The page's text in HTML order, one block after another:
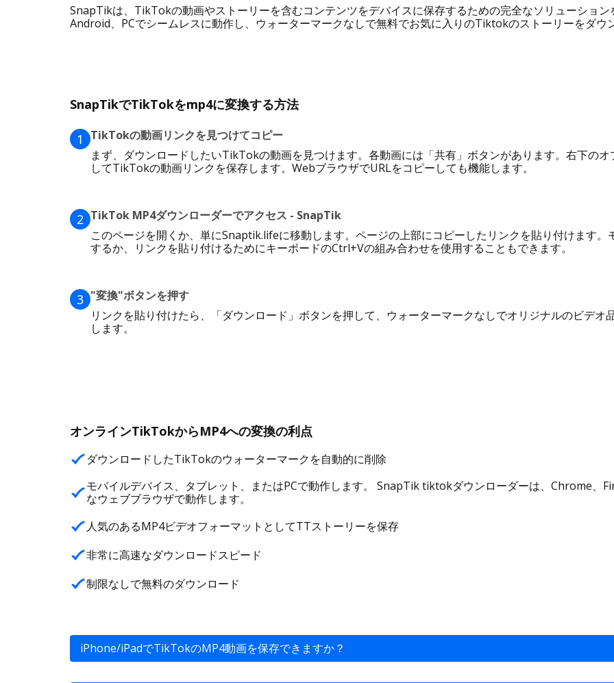
SnapTikは、TikTokの動画やストーリーを含むコンテンツをデバイスに保存するための完全なソリューション
Android、PCでシームレスに動作し、ウォーターマークなしで無料でお気に入りのTiktokのストーリーをダウ
SnapTikでTikTokをmp4に変換する方法
1
TikTokの動画リンクを見つけてコピー
まず、ダウンロードしたいTikTokの動画を見つけます。各動画には「共有」ボタンがあります。右下の
してTikTokの動画リンクを保存します。WebブラウザでURLをコピーしても機能します。
2 TikTok MP4ダウンローダーでアクセス - SnapTik
このページを開くか、単にSnaptik.lifeに移動します。ページの上部にコピーしたリンクを貼り付けます
するか、リンクを貼り付けるためにキーボードのCtrl+Vの組み合わせを使用することもできます。
3 "変換"ボタンを押す
リンクを貼り付けたら、「ダウンロード」ボタンを押して、ウォーターマークなしでオリジナルのビデ
します。
オンラインTikTokからMP4への変換の利点
ダウンロードしたTikTokのウォーターマークを自動的に削除
モバイルデバイス、タブレット、またはPCで動作します。 SnapTik tiktokダウンローダーは、Chrome、
なウェブブラウザで動作します。
人気のあるMP4ビデオフォーマットとしてTTストーリーを保存
非常に高速なダウンロードスピード
制限なしで無料のダウンロード
iPhone/iPadでTikTokのMP4動画を保存できますか？